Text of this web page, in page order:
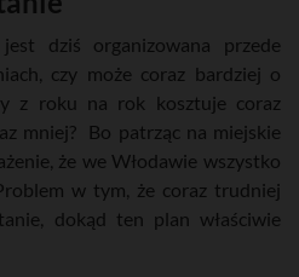
dziś organizowana przede
czy może coraz bardziej o
z roku na rok kosztuje coraz
mniej? Bo patrząc na miejskie
że we Włodawie wszystko
w tym, że coraz trudniej
dokąd ten plan właściwie